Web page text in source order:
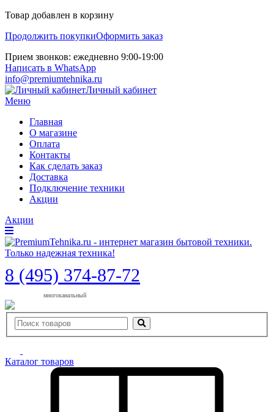
Товар добавлен в корзину
Продолжить покупкиОформить заказ
Прием звонков: ежедневно 9:00-19:00
Написать в WhatsApp
info@premiumtehnika.ru
Личный кабинет
Меню
Главная
О магазине
Оплата
Контакты
Как сделать заказ
Доставка
Подключение техники
Акции
Акции
8 (495) 374-87-72
многоканальный
Каталог товаров